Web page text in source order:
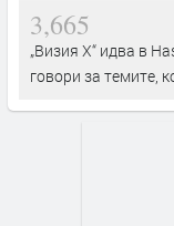
3,665
„Визия Х“ идва в
говори за темите,